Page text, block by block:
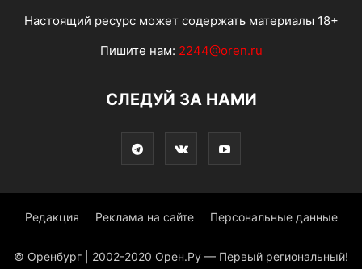
Настоящий ресурс может содержать материалы 18+
Пишите нам: 2244@oren.ru
СЛЕДУЙ ЗА НАМИ
Редакция Реклама на сайте Персональные данные
© Оренбург | 2002-2020 Орен.Ру — Первый региональный!